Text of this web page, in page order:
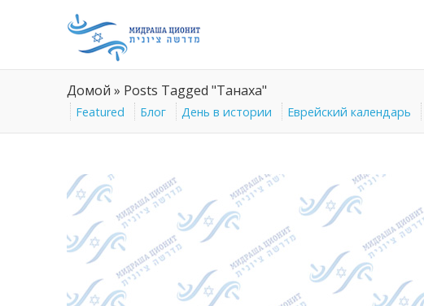
Домой » Posts Tagged "Танаха"
Featured Блог День в истории Еврейский календарь